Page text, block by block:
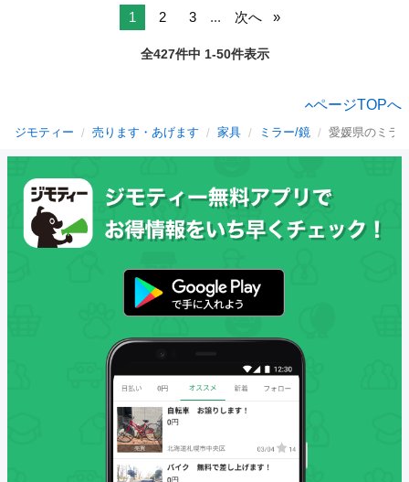
1 2 3 ... 次へ
全427件中 1-50件表示
ページTOPへ
ジモティー 売ります・あげます 家具 ミラー/鏡 愛媛県のミラ